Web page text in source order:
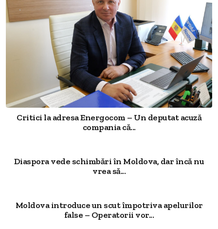
Critici la adresa Energocom – Un deputat acuză
compania că...
Diaspora vede schimbări în Moldova, dar încă nu
vrea să...
Moldova introduce un scut împotriva apelurilor
false – Operatorii vor...